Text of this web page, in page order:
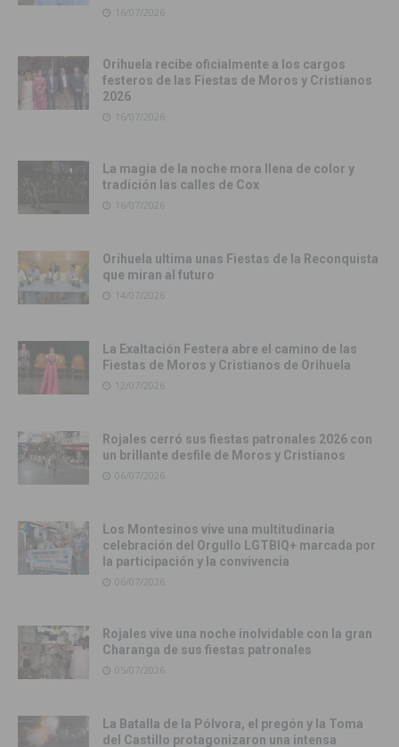
16/07/2026
Orihuela recibe oficialmente a los cargos
festeros de las Fiestas de Moros y Cristianos
2026
16/07/2026
La magia de la noche mora llena de color y
tradición las calles de Cox
16/07/2026
Orihuela ultima unas Fiestas de la Reconquista
que miran al futuro
14/07/2026
La Exaltación Festera abre el camino de las
Fiestas de Moros y Cristianos de Orihuela
12/07/2026
Rojales cerró sus fiestas patronales 2026 con
un brillante desfile de Moros y Cristianos
06/07/2026
Los Montesinos vive una multitudinaria
celebración del Orgullo LGTBIQ+ marcada por
la participación y la convivencia
06/07/2026
Rojales vive una noche inolvidable con la gran
Charanga de sus fiestas patronales
05/07/2026
La Batalla de la Pólvora, el pregón y la Toma
del Castillo protagonizaron una intensa